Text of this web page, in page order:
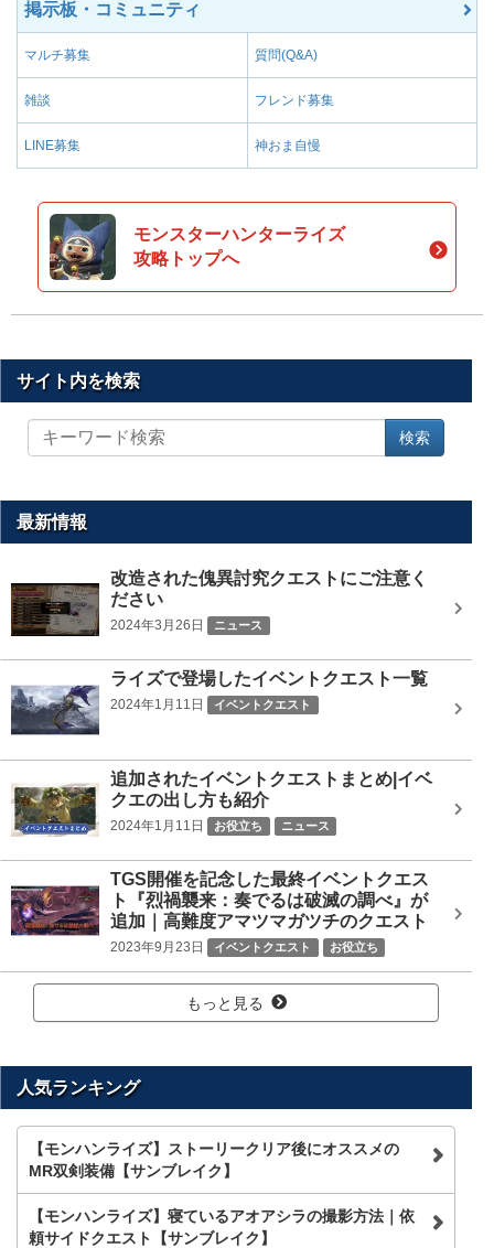
掲示板・コミュニティ
マルチ募集 質問(Q&A)
雑談 フレンド募集
LINE募集 神おま自慢
モンスターハンターライズ
攻略トップへ
サイト内を検索
イ
を
検索
最新情報
改造された傀異討究クエストにご注意く
ださい
2024年3月26日 ニュース
ライズで登場したイベントクエスト一覧
2024年1月11日 イベントクエスト
追加されたイベントクエストまとめ|イベ
クエの出し方も紹介
2024年1月11日 お役立ち ニュース
TGS開催を記念した最終イベントクエス
ト『烈禍襲来：奏でるは破滅の調べ』が
追加｜高難度アマツマガツチのクエスト
2023年9月23日 イベントクエスト
お役立ち
ニュース
もっと見る
人気ランキング
【モンハンライズ】ストーリークリア後にオススメの
MR双剣装備【サンブレイク】
【モンハンライズ】寝ているアオアシラの撮影方法｜依
頼サイドクエスト【サンブレイク】